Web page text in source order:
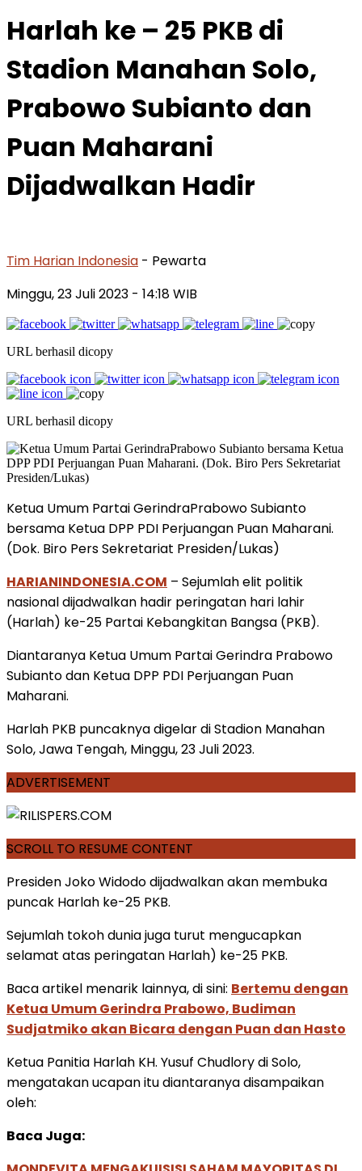
Harlah ke – 25 PKB di
Stadion Manahan Solo,
Prabowo Subianto dan
Puan Maharani
Dijadwalkan Hadir
Tim Harian Indonesia - Pewarta
Minggu, 23 Juli 2023 - 14:18 WIB
URL berhasil dicopy
URL berhasil dicopy
Ketua Umum Partai GerindraPrabowo Subianto
bersama Ketua DPP PDI Perjuangan Puan Maharani.
(Dok. Biro Pers Sekretariat Presiden/Lukas)
HARIANINDONESIA.COM – Sejumlah elit politik
nasional dijadwalkan hadir peringatan hari lahir
(Harlah) ke-25 Partai Kebangkitan Bangsa (PKB).
Diantaranya Ketua Umum Partai Gerindra Prabowo
Subianto dan Ketua DPP PDI Perjuangan Puan
Maharani.
Harlah PKB puncaknya digelar di Stadion Manahan
Solo, Jawa Tengah, Minggu, 23 Juli 2023.
ADVERTISEMENT
SCROLL TO RESUME CONTENT
Presiden Joko Widodo dijadwalkan akan membuka
puncak Harlah ke-25 PKB.
Sejumlah tokoh dunia juga turut mengucapkan
selamat atas peringatan Harlah) ke-25 PKB.
Baca artikel menarik lainnya, di sini: Bertemu dengan
Ketua Umum Gerindra Prabowo, Budiman
Sudjatmiko akan Bicara dengan Puan dan Hasto
Ketua Panitia Harlah KH. Yusuf Chudlory di Solo,
mengatakan ucapan itu diantaranya disampaikan
oleh:
Baca Juga: